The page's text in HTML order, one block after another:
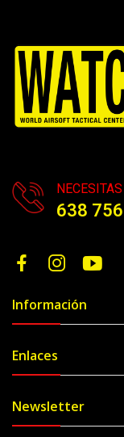
638
Información
Enlaces
Newsletter